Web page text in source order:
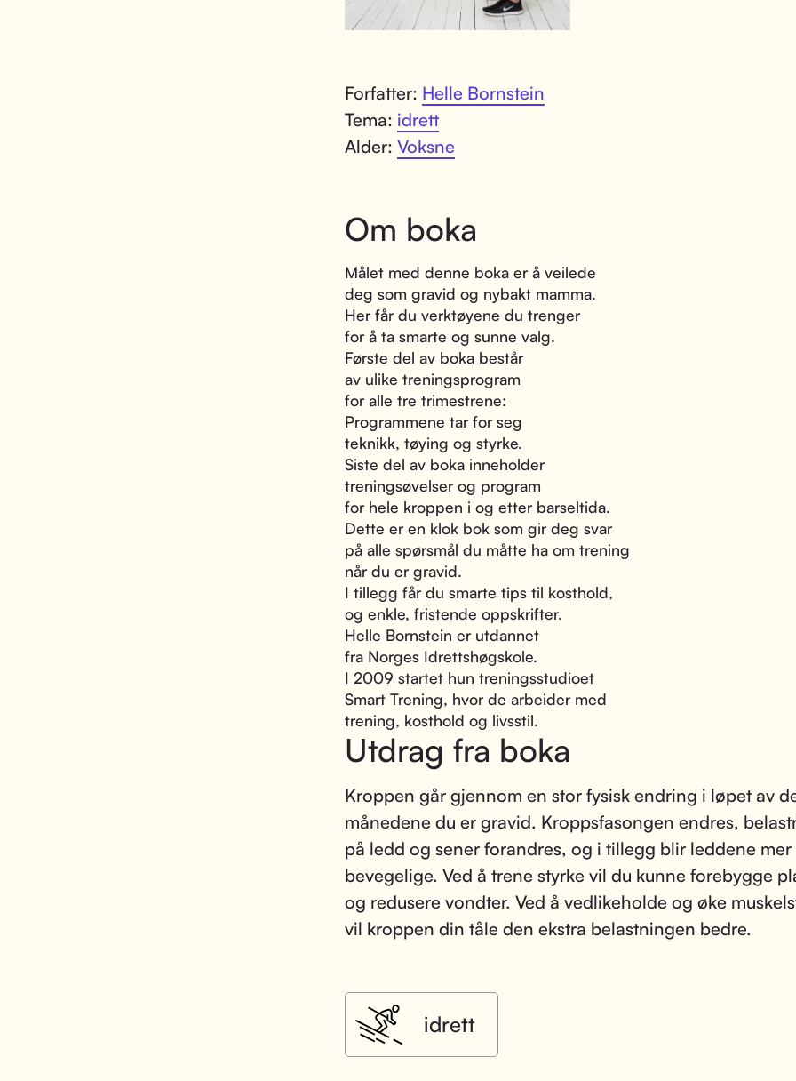
Forfatter: Helle Bornstein
Tema: idrett
Alder: Voksne
Om boka
Målet med denne boka er å veilede
deg som gravid og nybakt mamma.
Her får du verktøyene du trenger
for å ta smarte og sunne valg.
Første del av boka består
av ulike treningsprogram
for alle tre trimestrene:
Programmene tar for seg
teknikk, tøying og styrke.
Siste del av boka inneholder
treningsøvelser og program
for hele kroppen i og etter barseltida.
Dette er en klok bok som gir deg svar
på alle spørsmål du måtte ha om trening
når du er gravid.
I tillegg får du smarte tips til kosthold,
og enkle, fristende oppskrifter.
Helle Bornstein er utdannet
fra Norges Idrettshøgskole.
I 2009 startet hun treningsstudioet
Smart Trening, hvor de arbeider med
trening, kosthold og livsstil.
Utdrag fra boka
Kroppen går gjennom en stor fysisk endring i løpet av
månedene du er gravid. Kroppsfasongen endres,
på ledd og sener forandres, og i tillegg blir leddene mer
bevegelige. Ved å trene styrke vil du kunne forebygge
og redusere vondter. Ved å vedlikeholde og øke
vil kroppen din tåle den ekstra belastningen bedre.
idrett